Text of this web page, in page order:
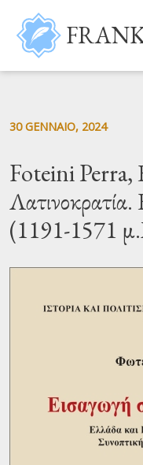
Salta al contenuto
30 GENNAIO, 2024
Foteini Perra,
(1191-1571